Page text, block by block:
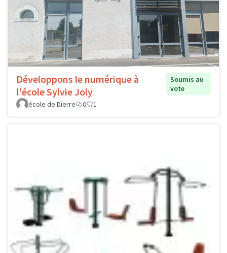
Développons le numérique à
l'école Sylvie Joly
Soumis au
vote
école de Dierre
0 1